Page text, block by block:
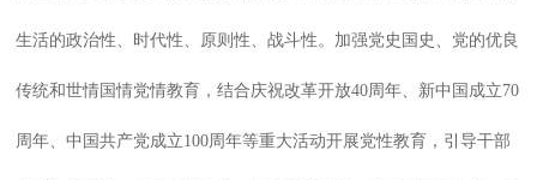
生活的政治性、时代性、原则性、战斗性。加强党史国史、党的优良
传统和世情国情党情教育，结合庆祝改革开放40周年、新中国成立70
周年、中国共产党成立100周年等重大活动开展党性教育，引导干部